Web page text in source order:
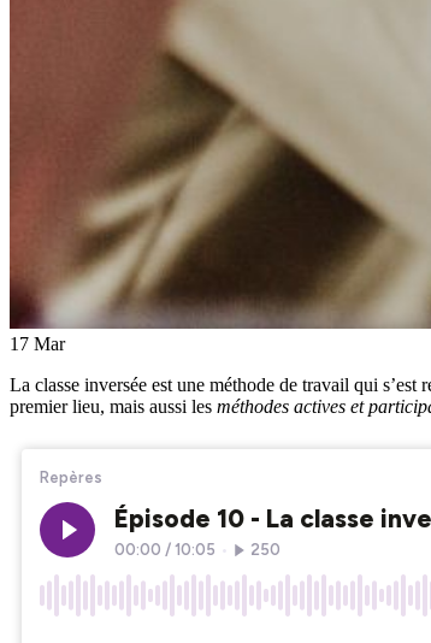
17 Mar
La classe inversée est une méthode de travail qui
premier lieu, mais aussi les méthodes actives et